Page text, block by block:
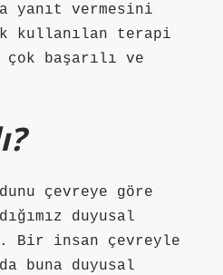
yanıt vermesini
kullanılan terapi
başarılı ve
çevreye göre
duyusal
Bir insan çevreyle
buna duyusal